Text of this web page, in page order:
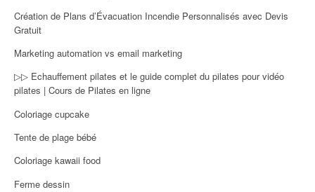
Création de Plans d’Évacuation Incendie Personnalisés avec Devis
Gratuit
Marketing automation vs email marketing
▷▷ Echauffement pilates et le guide complet du pilates pour vidéo
pilates | Cours de Pilates en ligne
Coloriage cupcake
Tente de plage bébé
Coloriage kawaii food
Ferme dessin